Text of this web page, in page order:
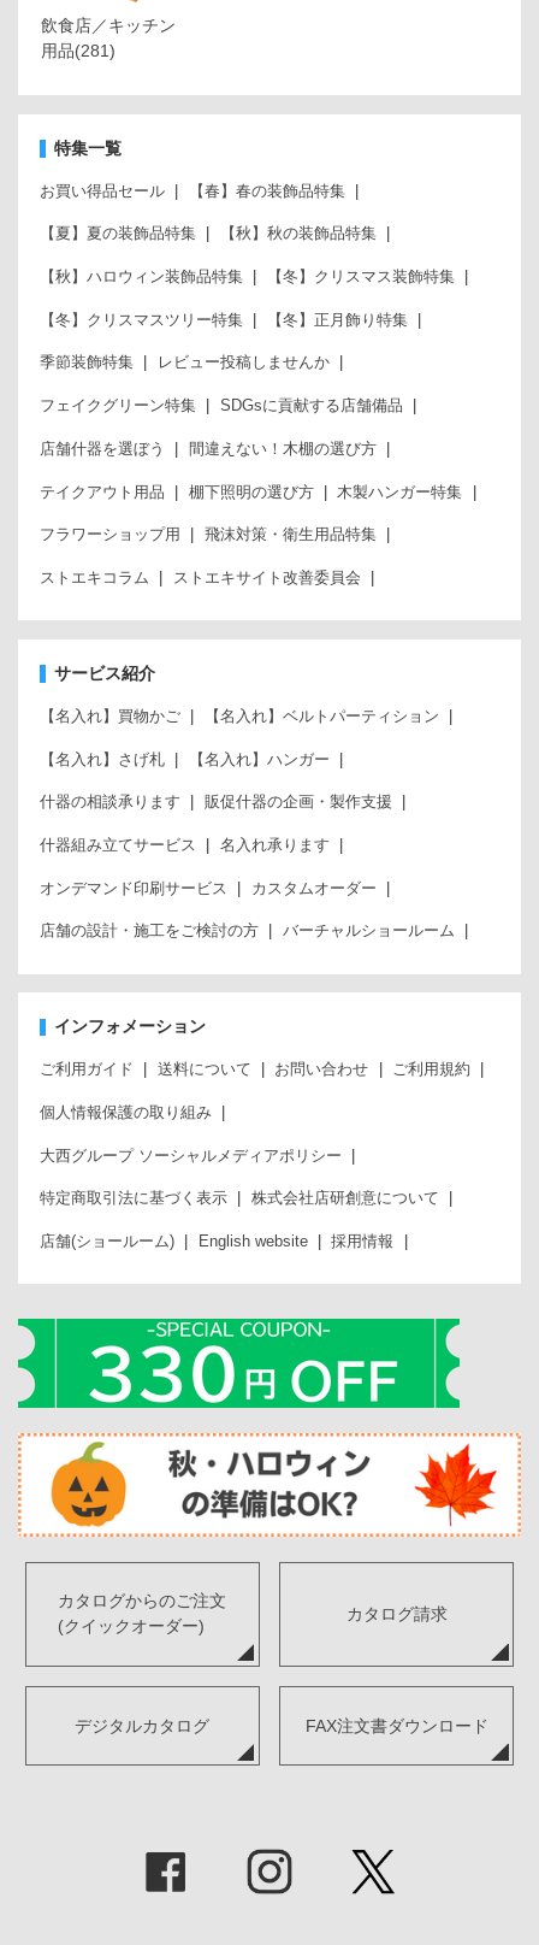
飲食店／キッチン
用品(281)
特集一覧
お買い得品セール 【春】春の装飾品特集
【夏】夏の装飾品特集 【秋】秋の装飾品特集
【秋】ハロウィン装飾品特集 【冬】クリスマス装飾特集
【冬】クリスマスツリー特集 【冬】正月飾り特集
季節装飾特集 レビュー投稿しませんか
フェイクグリーン特集 SDGsに貢献する店舗備品
店舗什器を選ぼう 間違えない！木棚の選び方
テイクアウト用品 棚下照明の選び方 木製ハンガー特集
フラワーショップ用 飛沫対策・衛生用品特集
ストエキコラム ストエキサイト改善委員会
サービス紹介
【名入れ】買物かご 【名入れ】ベルトパーティション
【名入れ】さげ札 【名入れ】ハンガー
什器の相談承ります 販促什器の企画・製作支援
什器組み立てサービス 名入れ承ります
オンデマンド印刷サービス カスタムオーダー
店舗の設計・施工をご検討の方 バーチャルショールーム
インフォメーション
ご利用ガイド 送料について お問い合わせ ご利用規約
個人情報保護の取り組み
大西グループ ソーシャルメディアポリシー
特定商取引法に基づく表示 株式会社店研創意について
店舗(ショールーム) English website 採用情報
カタログからのご注文
(クイックオーダー)
カタログ請求
デジタルカタログ FAX注文書ダウンロード